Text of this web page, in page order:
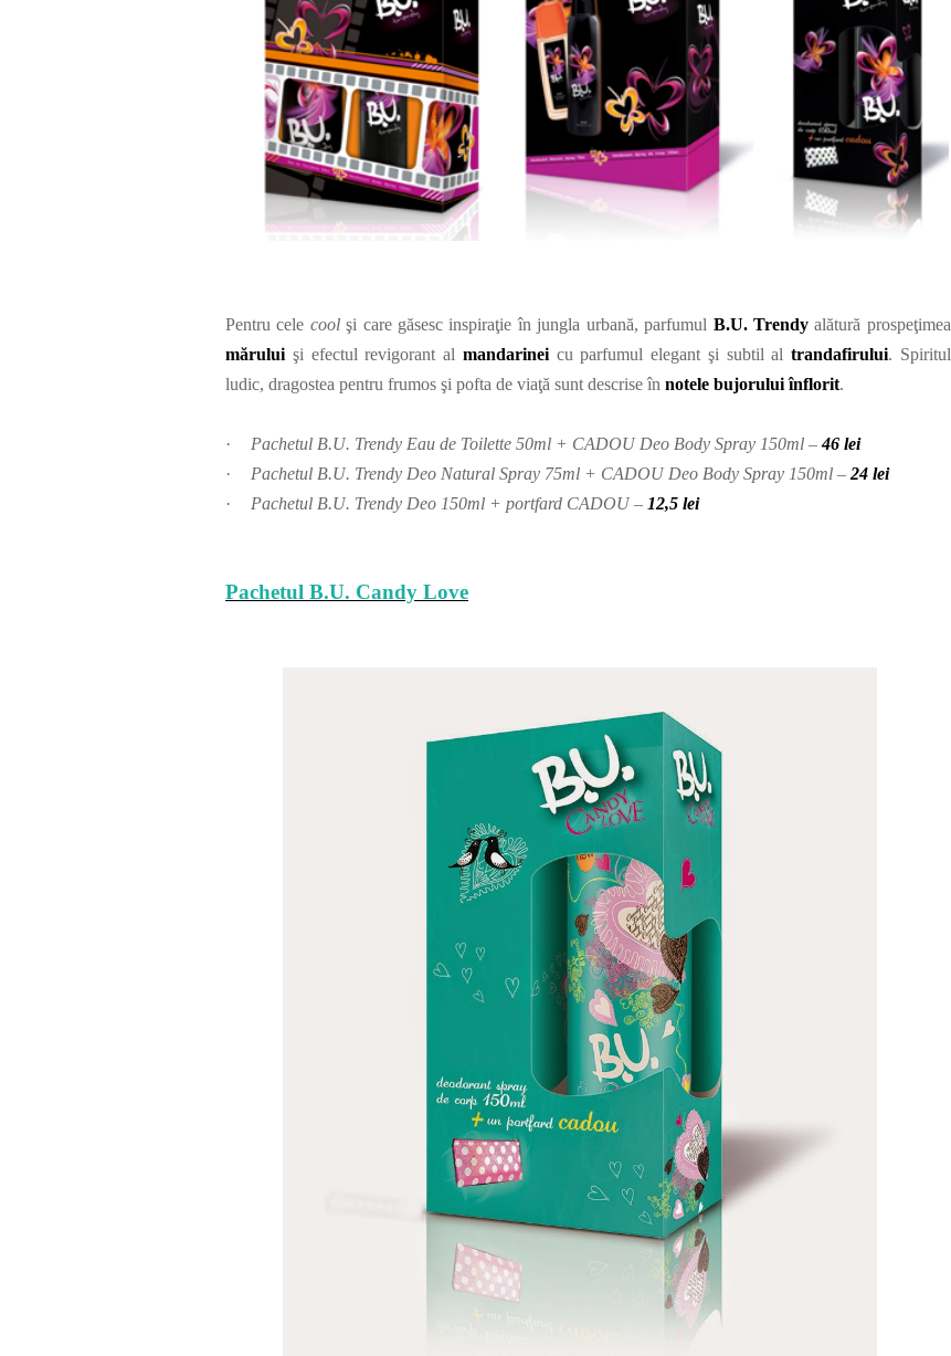
Pentru cele coolşi care găsesc inspiraţie în jungla urbană, parfumul B.U. Trendyalătură prospeţimea
mărului şi efectul revigorant al mandarineicu parfumul elegant şi subtil altrandafirului. Spiritul
ludic, dragostea pentru frumos şi pofta de viaţă sunt descrise înnotele bujorului înflorit.
· Pachetul B.U. Trendy Eau de Toilette 50ml + CADOU Deo Body Spray 150ml –46 lei
·
Pachetul B.U. Trendy Deo Natural Spray 75ml + CADOU Deo Body Spray 150ml –24 lei
·
Pachetul B.U. Trendy Deo 150ml + portfard CADOU – 12,5 lei
Pachetul B.U. Candy Love